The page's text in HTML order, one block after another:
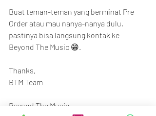
Buat teman-teman yang berminat Pre
Order atau mau nanya-nanya dulu,
pastinya bisa langsung kontak ke
Beyond The Music 😁.
Thanks,
BTM Team
Beyond The Music